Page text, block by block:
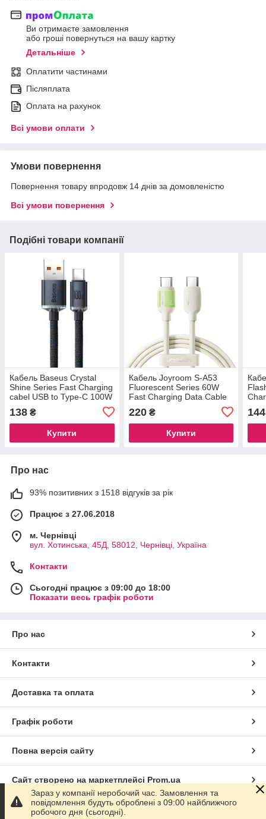
Ви отримаєте замовлення
або гроші повернуться на вашу картку
Детальніше
Оплатити частинами
Післяплата
Оплата на рахунок
Всі умови оплати
Умови повернення
Повернення товару впродовж 14 днів за домовленістю
Всі умови повернення
Подібні товари компанії
Кабель Baseus Crystal
Shine Series Fast Charging
cabel USB to Type-C 100W
1.2m (CAJY000401) Black
138 ₴
Купити
Кабель Joyroom S-A53
Fluorescent Series 60W
Fast Charging Data Cable
Beige
220₴
Купити
144
Про нас
93% позитивних з 1518 відгуків за рік
Працює з 27.06.2018
м. Чернівці
вул. Хотинська, 45Д, 58012, Чернівці, Україна
Контакти
Сьогодні працює з 09:00 до 18:00
Показати весь графік роботи
Про нас
Контакти
Доставка та оплата
Графік роботи
Повна версія сайту
Сайт створено на маркетплейсі Prom.ua
Політика конфіденційності
Зараз у компанії неробочий час. Замовлення та
повідомлення будуть оброблені з 09:00 найближчого
робочого дня (сьогодні).